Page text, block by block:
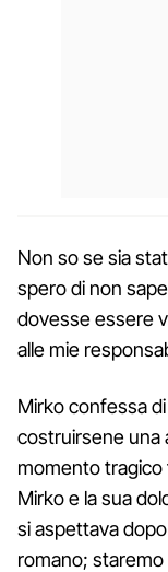
Non so se sia
spero di non
dovesse essere
alle mie
Mirko confessa
costruirsene una
momento tragico
Mirko e la sua
si aspettava
romano;